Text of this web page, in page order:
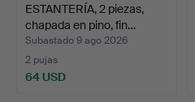
ESTANTERÍA, 2 piezas,
chapada en pino, fin…
Subastado 9 ago 2026
2 pujas
64 USD